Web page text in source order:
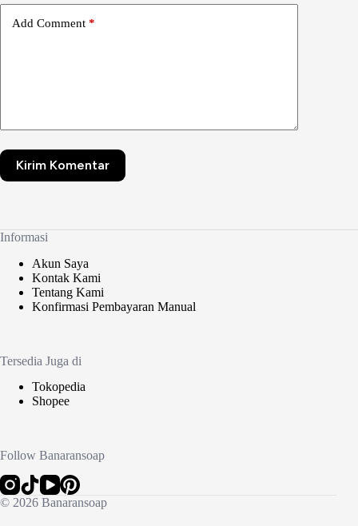
Add Comment *
Kirim Komentar
Informasi
Akun Saya
Kontak Kami
Tentang Kami
Konfirmasi Pembayaran Manual
Tersedia Juga di
Tokopedia
Shopee
Follow Banaransoap
© 2026 Banaransoap